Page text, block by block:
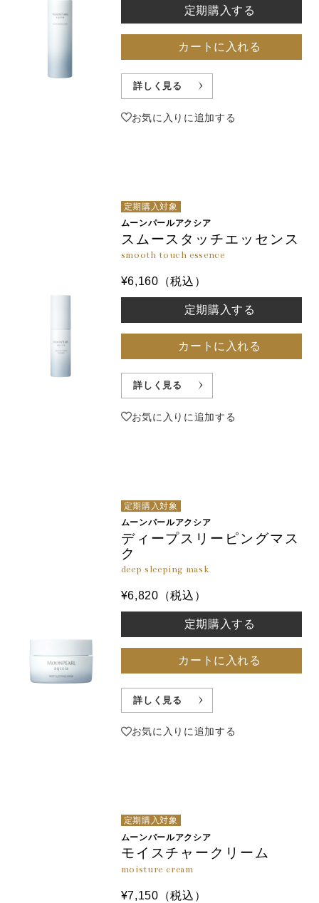
定期購入する
カートに入れる
詳しく見る
お気に入りに追加する
定期購入対象
ムーンパールアクシア
スムースタッチエッセンス
smooth touch essence
¥6,160（税込）
定期購入する
カートに入れる
詳しく見る
お気に入りに追加する
定期購入対象
ムーンパールアクシア
ディープスリーピングマス
ク
deep sleeping mask
¥6,820（税込）
定期購入する
カートに入れる
詳しく見る
お気に入りに追加する
定期購入対象
ムーンパールアクシア
モイスチャークリーム
moisture cream
¥7,150（税込）